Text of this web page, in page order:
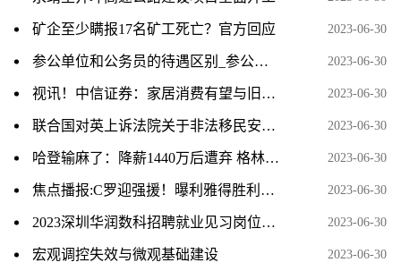
矿企至少瞒报17名矿工死亡？官方回应 2023-06-30
参公单位和公务员的待遇区别_参公管理和公务员待遇_天天信息 2023-06-30
视讯！中信证券：家居消费有望与旧改相配合 带动存量更新需求 2023-06-30
联合国对英上诉法院关于非法移民安置计划的裁决表示欢迎 世界新消息 2023-06-30
哈登输麻了：降薪1440万后遭弃 格林拒与他搭档 三年1.5亿没人给 2023-06-30
焦点播报:C罗迎强援！曝利雅得胜利签国米中场达协议 3年合同狂赚1亿欧 2023-06-30
2023深圳华润数科招聘就业见习岗位一览 环球短讯 2023-06-30
宏观调控失效与微观基础建设 2023-06-30